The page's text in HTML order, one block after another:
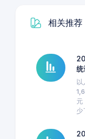
相关推荐
统
以
元
少